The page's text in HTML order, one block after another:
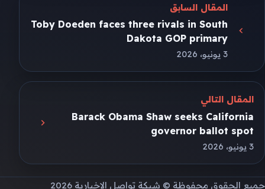
المقال السابق
Toby Doeden faces three rivals in South
Dakota GOP primary
3 يونيو، 2026
المقال التالي
Barack Obama Shaw seeks California
governor ballot spot
3 يونيو، 2026
جميع الحقوق محفوظة © شبكة تواصل الإخبارية 2026